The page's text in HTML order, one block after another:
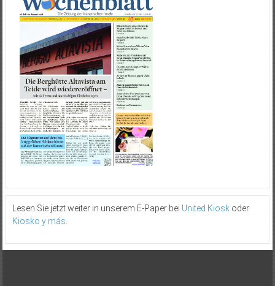
Lesen Sie jetzt weiter in unserem E-Paper bei United Kioskoder
Kiosko y más.